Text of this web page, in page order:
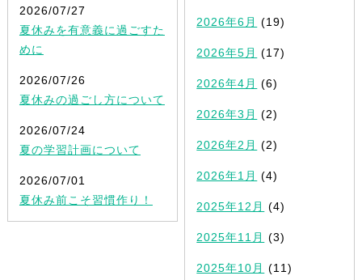
2026/07/27
夏休みを有意義に過ごすた
めに
2026/07/26
夏休みの過ごし方について
2026/07/24
夏の学習計画について
2026/07/01
夏休み前こそ習慣作り！
2026年6月 (19)
2026年5月 (17)
2026年4月 (6)
2026年3月 (2)
2026年2月 (2)
2026年1月 (4)
2025年12月 (4)
2025年11月 (3)
2025年10月 (11)